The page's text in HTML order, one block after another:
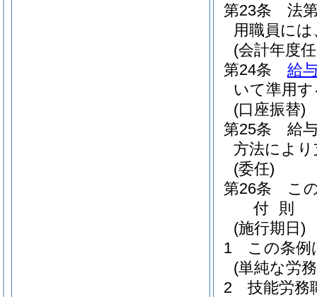
第23条
法
用職員に
(会計年度
第24条
給
いて準用
(口座振替)
第25条
給
方法によ
(委任)
第26条
こ
付 則
(施行期日)
1
この条例
(単純な労
2
技能労務